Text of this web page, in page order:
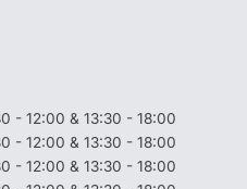
- 12:00 & 13:30 - 18:00
- 12:00 & 13:30 - 18:00
- 12:00 & 13:30 - 18:00